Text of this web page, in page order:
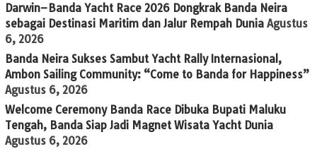
Darwin–Banda Yacht Race 2026 Dongkrak Banda Neira
sebagai Destinasi Maritim dan Jalur Rempah Dunia Agustus
6, 2026
Banda Neira Sukses Sambut Yacht Rally Internasional,
Ambon Sailing Community: “Come to Banda for Happiness”
Agustus 6, 2026
Welcome Ceremony Banda Race Dibuka Bupati Maluku
Tengah, Banda Siap Jadi Magnet Wisata Yacht Dunia
Agustus 6, 2026